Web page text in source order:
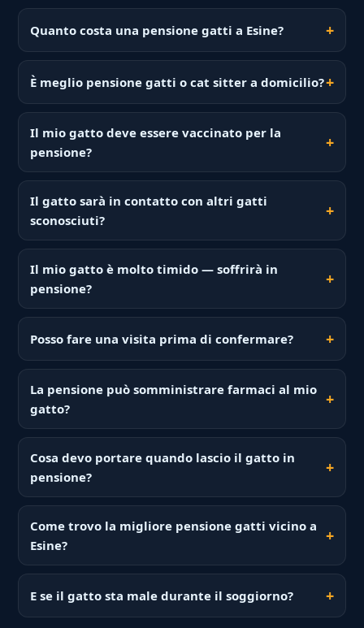
Quanto costa una pensione gatti a Esine?
È meglio pensione gatti o cat sitter a domicilio?
Il mio gatto deve essere vaccinato per la
pensione?
Il gatto sarà in contatto con altri gatti
sconosciuti?
Il mio gatto è molto timido — soffrirà in
pensione?
Posso fare una visita prima di confermare?
La pensione può somministrare farmaci al mio
gatto?
Cosa devo portare quando lascio il gatto in
pensione?
Come trovo la migliore pensione gatti vicino a
Esine?
E se il gatto sta male durante il soggiorno?